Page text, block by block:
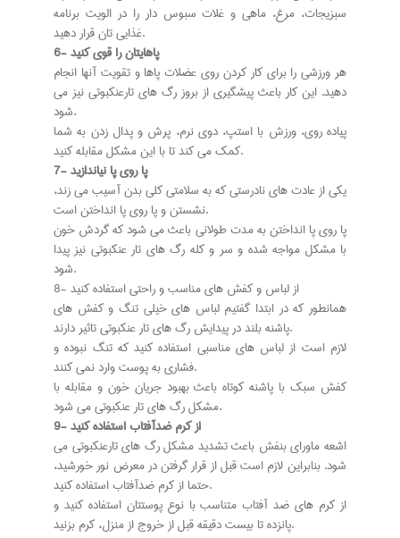
سبزیجات، مرغ، ماهی و غلات سبوس دار را در الویت برنامه
غذایی تان قرار دهید.
6- پاهایتان را قوی کنید
هر ورزشی را برای کار کردن روی عضلات پاها و تقویت آنها انجام
دهید. این کار باعث پیشگیری از بروز رگ های تارعنکبوتی نیز می
شود.
پیاده روی، ورزش با استپ، دوی نرم، پرش و پدال زدن به شما
کمک می کند تا با این مشکل مقابله کنید.
7- پا روی پا نیاندازید
یکی از عادت های نادرستی که به سلامتی کلی بدن آسیب می زند،
نشستن و پا روی پا انداختن است.
پا روی پا انداختن به مدت طولانی باعث می شود که گردش خون
با مشکل مواجه شده و سر و کله رگ های تار عنکبوتی نیز پیدا
شود.
8- از لباس و کفش های مناسب و راحتی استفاده کنید
همانطور که در ابتدا گفتیم لباس های خیلی تنگ و کفش های
پاشنه بلند در پیدایش رگ های تار عنکبوتی تاثیر دارند.
لازم است از لباس های مناسبی استفاده کنید که تنگ نبوده و
فشاری به پوست وارد نمی کنند.
کفش سبک با پاشنه کوتاه باعث بهبود جریان خون و مقابله با
مشکل رگ های تار عنکبوتی می شود.
9- از کرم ضدآفتاب استفاده کنید
اشعه ماورای بنفش باعث تشدید مشکل رگ های تارعنکبوتی می
شود. بنابراین لازم است قبل از قرار گرفتن در معرض نور خورشید،
حتما از کرم ضدآفتاب استفاده کنید.
از کرم های ضد آفتاب متناسب با نوع پوستتان استفاده کنید و
پانزده تا بیست دقیقه قبل از خروج از منزل، کرم بزنید.